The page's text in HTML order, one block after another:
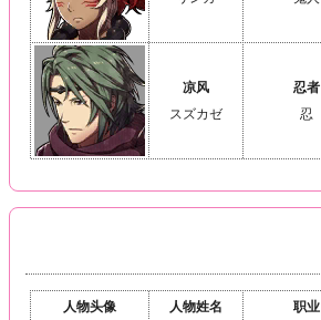
凉风
スズカゼ
忍者
忍
人物头像 人物姓名 职业